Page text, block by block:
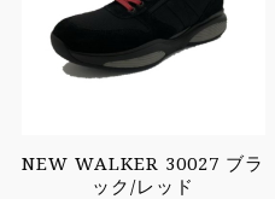
NEW WALKER 30027 ブラ
ック/レッド